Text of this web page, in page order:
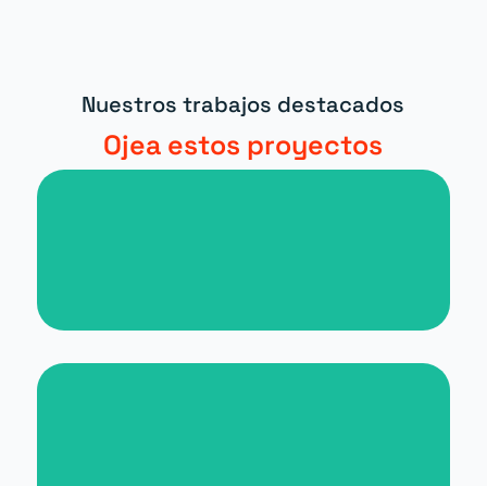
Nuestros trabajos destacados
Ojea estos proyectos